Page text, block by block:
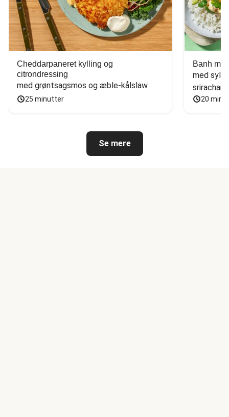
Cheddarpaneret kylling og
citrondressing
med grøntsagsmos og æble-kålslaw
25 minutter
Banh mi-
med
20
Se mere